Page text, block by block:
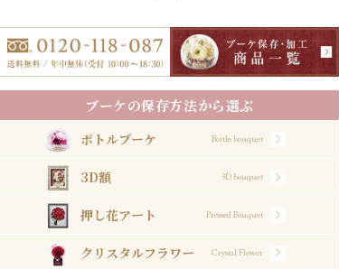
ブーケの保存方法から選ぶ
ボトルブーケ Bottle bouquet
3D額 3D bouquet
押し花アート Pressed Bouquet
クリスタルフラワー Crystal Flower